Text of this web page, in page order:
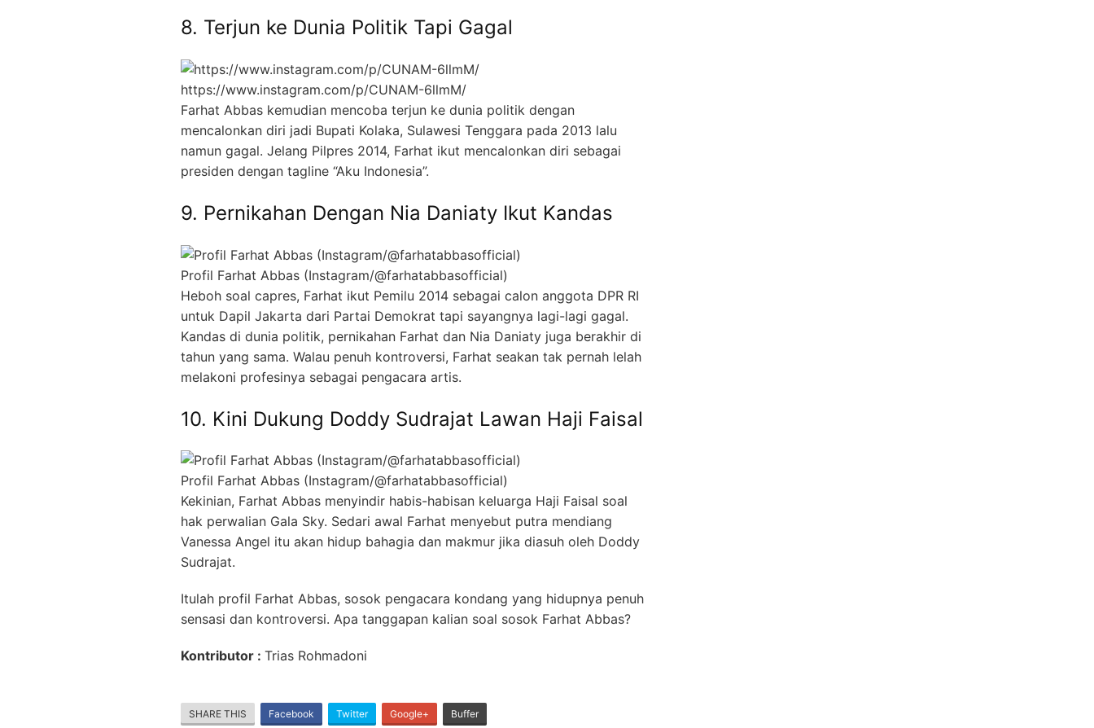
8. Terjun ke Dunia Politik Tapi Gagal
https://www.instagram.com/p/CUNAM-6llmM/
Farhat Abbas kemudian mencoba terjun ke dunia politik dengan
mencalonkan diri jadi Bupati Kolaka, Sulawesi Tenggara pada 2013 lalu
namun gagal. Jelang Pilpres 2014, Farhat ikut mencalonkan diri sebagai
presiden dengan tagline “Aku Indonesia”.
9. Pernikahan Dengan Nia Daniaty Ikut Kandas
Profil Farhat Abbas (Instagram/@farhatabbasofficial)
Heboh soal capres, Farhat ikut Pemilu 2014 sebagai calon anggota DPR RI
untuk Dapil Jakarta dari Partai Demokrat tapi sayangnya lagi-lagi gagal.
Kandas di dunia politik, pernikahan Farhat dan Nia Daniaty juga berakhir di
tahun yang sama. Walau penuh kontroversi, Farhat seakan tak pernah lelah
melakoni profesinya sebagai pengacara artis.
10. Kini Dukung Doddy Sudrajat Lawan Haji Faisal
Profil Farhat Abbas (Instagram/@farhatabbasofficial)
Kekinian, Farhat Abbas menyindir habis-habisan keluarga Haji Faisal soal
hak perwalian Gala Sky. Sedari awal Farhat menyebut putra mendiang
Vanessa Angel itu akan hidup bahagia dan makmur jika diasuh oleh Doddy
Sudrajat.
Itulah profil Farhat Abbas, sosok pengacara kondang yang hidupnya penuh
sensasi dan kontroversi. Apa tanggapan kalian soal sosok Farhat Abbas?
Kontributor : Trias Rohmadoni
SHARE THIS Facebook Twitter Google+ Buffer